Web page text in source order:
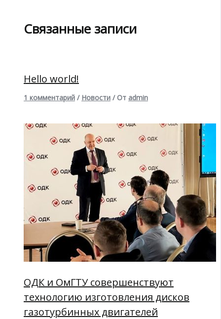
Связанные записи
Hello world!
1 комментарий / Новости / От admin
ОДК и ОмГТУ совершенствуют
технологию изготовления дисков
газотурбинных двигателей